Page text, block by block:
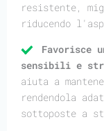
resistente,
riducendo
Favorisce
sensibili e
aiuta a
rendendola
sottoposte a